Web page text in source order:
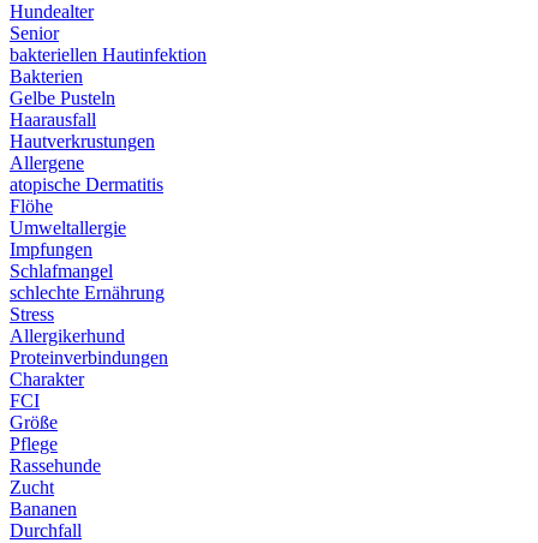
Hundealter
Senior
bakteriellen Hautinfektion
Bakterien
Gelbe Pusteln
Haarausfall
Hautverkrustungen
Allergene
atopische Dermatitis
Flöhe
Umweltallergie
Impfungen
Schlafmangel
schlechte Ernährung
Stress
Allergikerhund
Proteinverbindungen
Charakter
FCI
Größe
Pflege
Rassehunde
Zucht
Bananen
Durchfall